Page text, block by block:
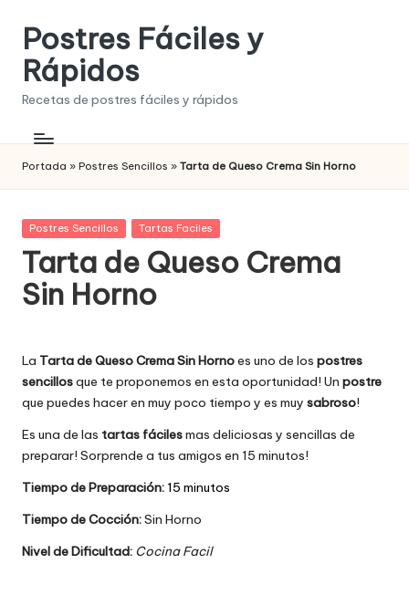
Saltar
contenido
Postres Fáciles y
Rápidos
Recetas de postres fáciles y rápidos
Portada » Postres Sencillos » Tarta de Queso Crema Sin Horno
Publicada
Postres Sencillos Tartas Faciles
Tarta de Queso Crema
Sin Horno
La Tarta de Queso Crema Sin Hornoes uno de los postres
sencillosque te proponemos en esta oportunidad! Un postre
que puedes hacer en muy poco tiempo y es muy sabroso!
Es una de las tartas fácilesmas deliciosas y sencillas de
preparar! Sorprende a tus amigos en 15 minutos!
Tiempo de Preparación: 15 minutos
Tiempo de Cocción:Sin Horno
Nivel de Dificultad: Cocina Facil